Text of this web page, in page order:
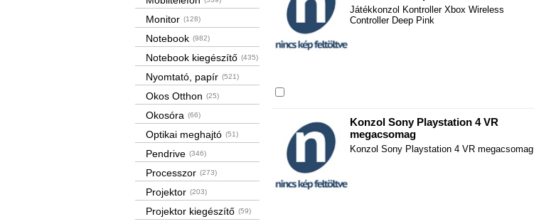
Monitor (128)
Notebook (982)
Notebook kiegészítő (435)
Nyomtató, papír (521)
Okos Otthon (25)
Okosóra (66)
Optikai meghajtó (51)
Pendrive (346)
Processzor (273)
Projektor (203)
Projektor kiegészítő (59)
Játékkonzol Kontroller Xbox Wireless
Controller Deep Pink
Konzol Sony Playstation 4 VR
megacsomag
Konzol Sony Playstation 4 VR megacsomag